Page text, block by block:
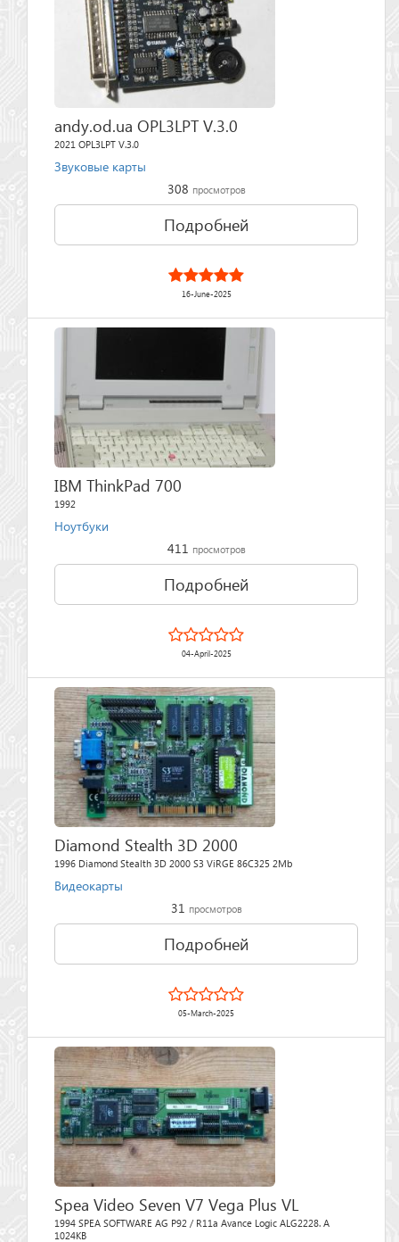
andy.od.ua OPL3LPT V.3.0
2021 OPL3LPT V.3.0
Звуковые карты
308 просмотров
Подробней
16-June-2025
IBM ThinkPad 700
1992
Ноутбуки
411 просмотров
Подробней
04-April-2025
Diamond Stealth 3D 2000
1996 Diamond Stealth 3D 2000 S3 ViRGE 86C325 2Mb
Видеокарты
31 просмотров
Подробней
05-March-2025
Spea Video Seven V7 Vega Plus VL
1994 SPEA SOFTWARE AG P92 / R11a Avance Logic ALG2228. A
1024KB